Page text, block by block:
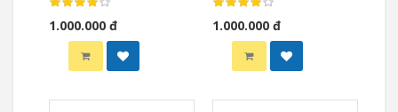
Recorders
1.000.000 đ
Recorders
1.000.000 đ